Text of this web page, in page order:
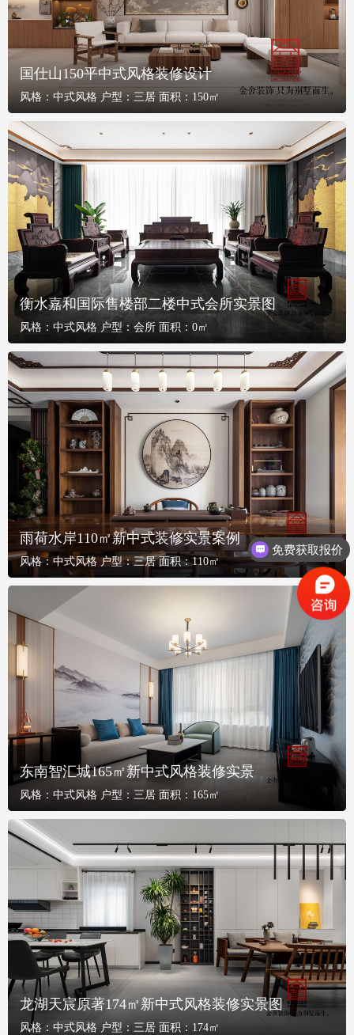
国仕山150平中式风格装修设计
风格： 中式风格 户型： 三居 面积： 150㎡
衡水嘉和国际售楼部二楼中式会所实景图
风格： 中式风格 户型： 会所 面积： 0㎡
雨荷水岸110㎡新中式装修实景案例
风格： 中式风格 户型：三居 面积：110㎡
东南智汇城165㎡新中式风格装修实景
风格： 中式风格 户型： 三居 面积： 165㎡
龙湖天宸原著174㎡新中式风格装修实景图
风格： 中式风格 户型： 三居 面积： 174㎡
免费获取报价